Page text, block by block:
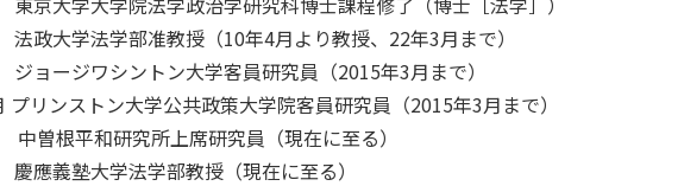
政大学法学部准教授（10年4月より教授、22年3月まで）
ョージワシントン大学客員研究員（2015年3月まで）
プリンストン大学公共政策大学院客員研究員（2015年3月まで）
根平和研究所上席研究員（現在に至る）
應義塾大学法学部教授（現在に至る）